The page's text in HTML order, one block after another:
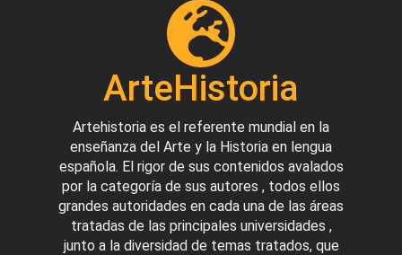
ArteHistoria
Artehistoria es el referente mundial en la
enseñanza del Arte y la Historia en lengua
española. El rigor de sus contenidos avalados
por la categoría de sus autores , todos ellos
grandes autoridades en cada una de las áreas
tratadas de las principales universidades ,
junto a la diversidad de temas tratados, que